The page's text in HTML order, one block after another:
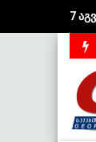
7